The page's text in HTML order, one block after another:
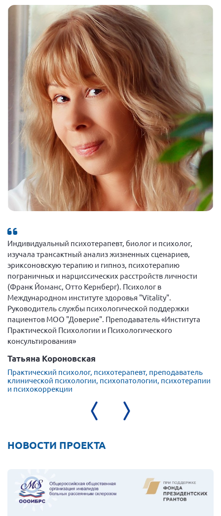
Индивидуальный психотерапевт, биолог и психолог,
изучала трансактный анализ жизненных сценариев,
эриксоновскую терапию и гипноз, психотерапию
пограничных и нарциссических расстройств личности
(Франк Йоманс, Отто Кернберг). Психолог в
Международном институте здоровья "Vitality".
Руководитель службы психологической поддержки
пациентов МОО "Доверие". Преподаватель «Института
Практической Психологии и Психологического
консультирования»
Татьяна Короновская
Практический психолог, психотерапевт, преподаватель
клинической психологии, психопатологии, психотерапии
и психокоррекции
НОВОСТИ ПРОЕКТА